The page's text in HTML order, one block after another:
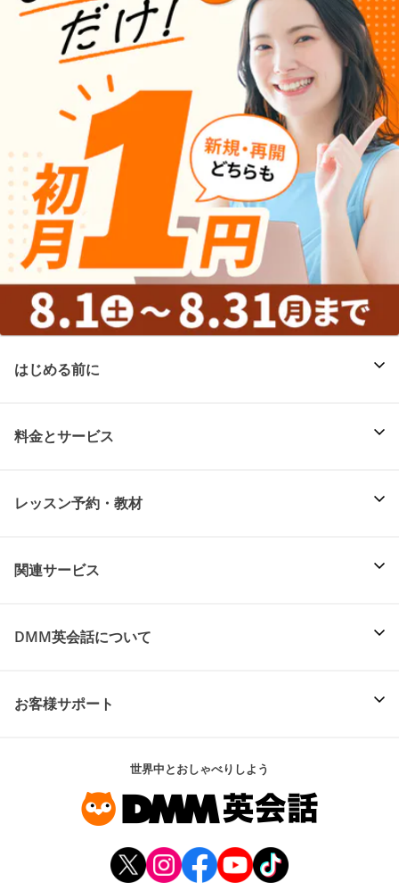
はじめる前に
料金とサービス
レッスン予約・教材
関連サービス
DMM英会話について
お客様サポート
世界中とおしゃべりしよう